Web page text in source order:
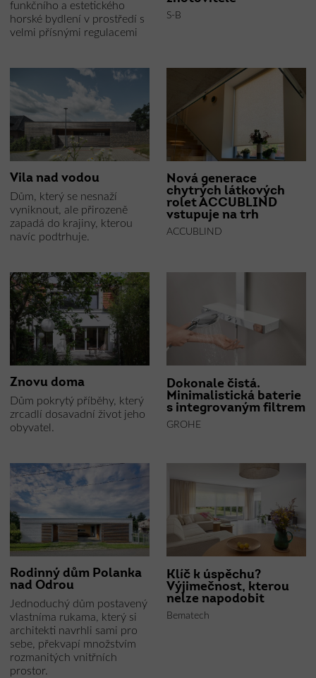
funkčního a estetického
horské bydlení v prostředí s
velmi přísnými regulacemi
S-B
Vila nad vodou
Dům, který se nesnaží
vyniknout, ale přirozeně
zapadá do krajiny, kterou
navíc podtrhuje.
Nová generace
chytrých látkových
rolet ACCUBLIND
vstupuje na trh
ACCUBLIND
Znovu doma
Dům pokrytý příběhy, který
zrcadlí dosavadní život jeho
obyvatel.
Dokonale čistá.
Minimalistická baterie
s integrovaným filtrem
GROHE
Rodinný dům Polanka
nad Odrou
Jednoduchý dům postavený
vlastníma rukama, který si
architekti navrhli sami pro
sebe, překvapí množstvím
rozmanitých vnitřních
prostor.
Klíč k úspěchu?
Výjimečnost, kterou
nelze napodobit
Bematech